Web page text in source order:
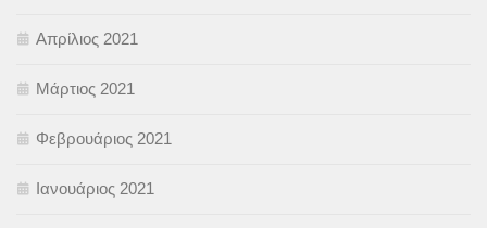
Απρίλιος 2021
Μάρτιος 2021
Φεβρουάριος 2021
Ιανουάριος 2021